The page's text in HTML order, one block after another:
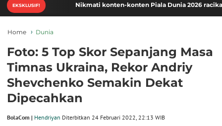
EKSKLUSIF! Nikmati konten-konten Piala Dunia 2026 racikan
Home Dunia
Foto: 5 Top Skor Sepanjang Masa
Timnas Ukraina, Rekor Andriy
Shevchenko Semakin Dekat
Dipecahkan
BolaCom | Hendriyan Diterbitkan 24 Februari 2022, 22:13 WIB